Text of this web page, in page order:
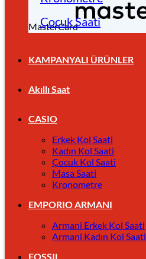
MasterCard
Çocuk Saati
KAMPANYALI ÜRÜNLER
Akıllı Saat
CASIO
Erkek Kol Saati
Kadın Kol Saati
Çocuk Kol Saati
Masa Saati
Kronometre
EMPORIO ARMANI
Armani Erkek Kol Saati
Armani Kadın Kol Saati
FOSSIL